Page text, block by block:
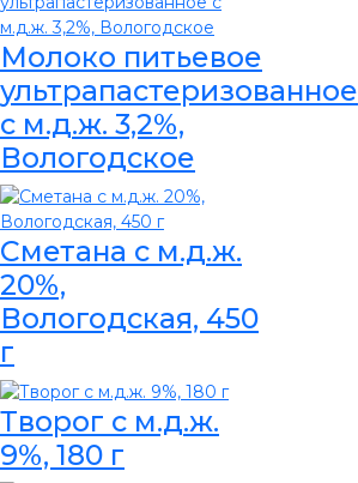
Молоко питьевое
ультрапастеризованное
с м.д.ж. 3,2%,
Вологодское
Сметана с м.д.ж.
20%,
Вологодская, 450
г
Творог с м.д.ж.
9%, 180 г